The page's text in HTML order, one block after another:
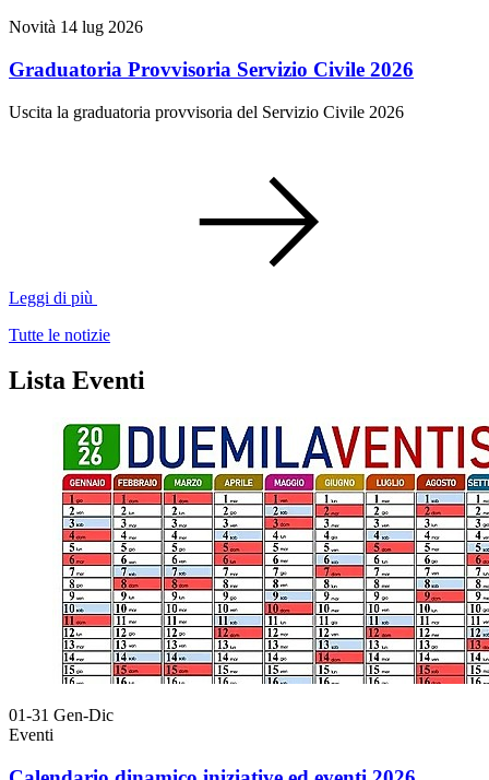
Novità 14 lug 2026
Graduatoria Provvisoria Servizio Civile 2026
Uscita la graduatoria provvisoria del Servizio Civile 2026
Leggi di più
Tutte le notizie
Lista Eventi
01-31 Gen-Dic
Eventi